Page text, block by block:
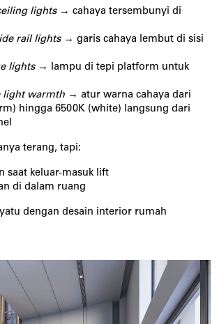
lights→ cahaya tersembunyi di
rail lights→ garis cahaya lembut di sisi
lights→ lampu di tepi platform untuk
light warmth → atur warna cahaya dari
hingga 6500K (white) langsung dari
terang, tapi:
saat keluar-masuk lift
di dalam ruang
dengan desain interior rumah